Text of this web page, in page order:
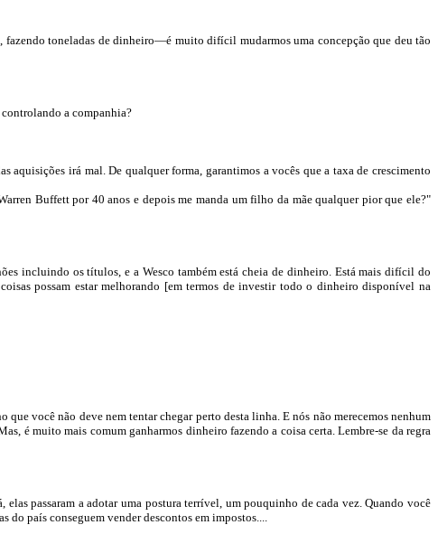
, fazendo toneladas de dinheiro—é muito difícil mudarmos uma concepção que deu tão
controlando a companhia?
aquisições irá mal. De qualquer forma, garantimos a vocês que a taxa de crescimento
Buffettpor 40 anos e depois me manda um filho da mãe qualquer pior que ele?"
incluindo os títulos, e a Wesco também está cheia de dinheiro. Está mais difícil do
possam estar melhorando [em termos de investir todo o dinheiro disponível na
você não deve nem tentar chegar perto desta linha. E nós não merecemos nenhum
é muito mais comum ganharmos dinheiro fazendo a coisa certa. Lembre-se da regra
passaram a adotar uma postura terrível, um pouquinho de cada vez. Quando você
do país conseguem vender descontos em impostos....